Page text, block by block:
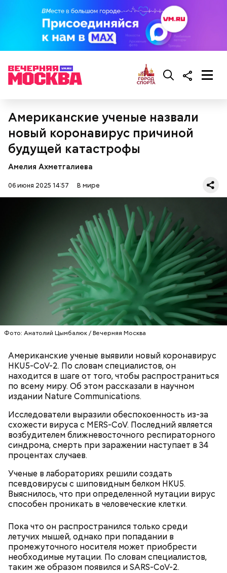
Американские ученые назвали
новый коронавирус причиной
будущей катастрофы
Амелия Ахметгалиева
06 июня 2025 14:57 В мире
Фото: Анатолий Цымбалюк / Вечерняя Москва
Американские ученые выявили новый коронавирус
HKU5-CoV-2. По словам специалистов, он
находится в шаге от того, чтобы распространиться
по всему миру. Об этом рассказали в научном
издании Nature Communications.
Исследователи выразили обеспокоенность из-за
схожести вируса с MERS-CoV. Последний является
возбудителем ближневосточного респираторного
синдрома, смерть при заражении наступает в 34
процентах случаев.
Ученые в лабораториях решили создать
псевдовирусы с шиповидным белком HKU5.
Выяснилось, что при определенной мутации вирус
способен проникать в человеческие клетки.
Пока что он распространился только среди
летучих мышей, однако при попадании в
промежуточного носителя может приобрести
необходимые мутации. По словам специалистов,
таким же образом появился и SARS-CoV-2.